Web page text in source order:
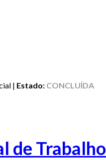
| Estado: CONCLUÍDA
de Trabalho